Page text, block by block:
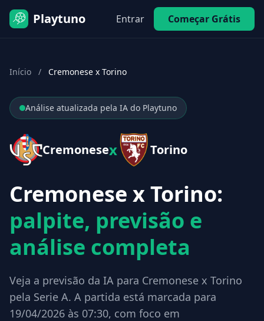
Playtuno Entrar Começar Grátis
Início / Cremonese x Torino
Análise atualizada pela IA do Playtuno
Cremonesex Torino
Cremonese x Torino:
palpite, previsão e
análise completa
Veja a previsão da IA para Cremonese x Torino
pela Serie A. A partida está marcada para
19/04/2026 às 07:30, com foco em